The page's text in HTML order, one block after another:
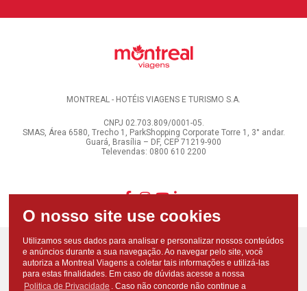
MONTREAL - HOTÉIS VIAGENS E TURISMO S.A.
CNPJ 02.703.809/0001-05.
SMAS, Área 6580, Trecho 1, ParkShopping Corporate Torre 1, 3° andar.
Guará, Brasília – DF, CEP 71219-900
Televendas: 0800 610 2200
Utilizamos seus dados para analisar e personalizar nossos conteúdos
e anúncios durante a sua navegação. Ao navegar pelo site, você
autoriza a Montreal Viagens a coletar tais informações e utilizá-las
para estas finalidades. Em caso de dúvidas acesse a nossa
Politica de Privacidade . Caso não concorde não continue a